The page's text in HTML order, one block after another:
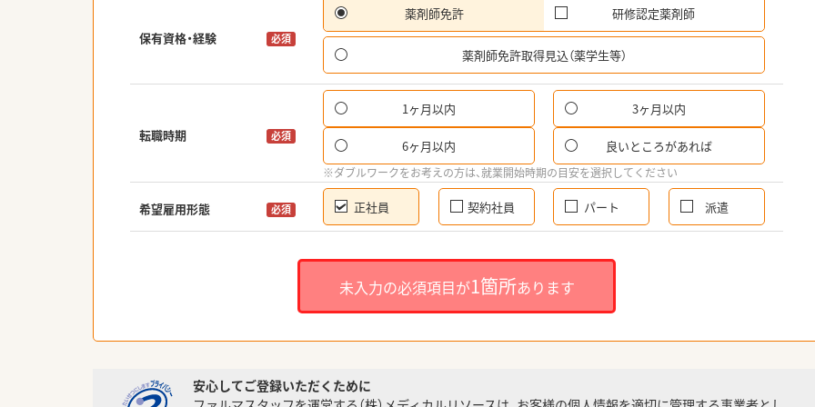
保有資格・経験 必須
薬剤師免許 研修認定薬剤師
薬剤師免許取得見込（薬学生等）
転職時期 必須
1ヶ月以内 3ヶ月以内
6ヶ月以内 良いところがあれば
※ダブルワークをお考えの方は、就業開始時期の目安を選択してください
希望雇用形態 必須 正社員 契約社員 パート 派遣
未入力の必須項目が1箇所あります
安心してご登録いただくために